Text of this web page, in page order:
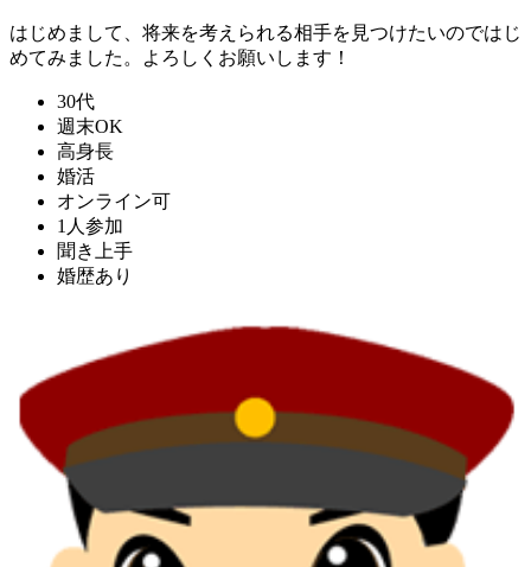
はじめまして、将来を考えられる相手を見つけたいのではじ
めてみました。よろしくお願いします！
30代
週末OK
高身長
婚活
オンライン可
1人参加
聞き上手
婚歴あり